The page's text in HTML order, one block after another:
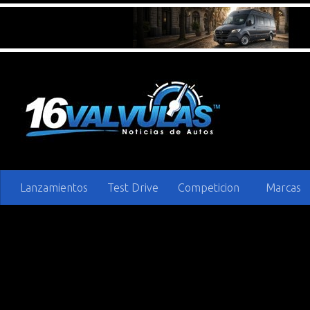
Lanzamientos Test Drive Competicion Marcas